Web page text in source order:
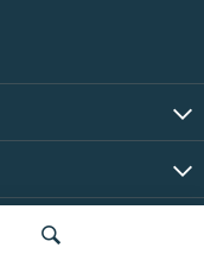
| Все права защищены.